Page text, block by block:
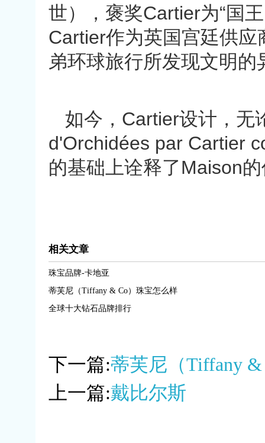
世），褒奖Cartier为“国
Cartier作为英国宫廷供
弟环球旅行所发现文明
如今，Cartier设计，无
d'Orchidées par Cartier
的基础上诠释了Maison
相关文章
珠宝品牌-卡地亚
蒂芙尼（Tiffany & Co）珠宝怎么样
全球十大钻石品牌排行
下一篇:蒂芙尼（Tiffany
上一篇:戴比尔斯